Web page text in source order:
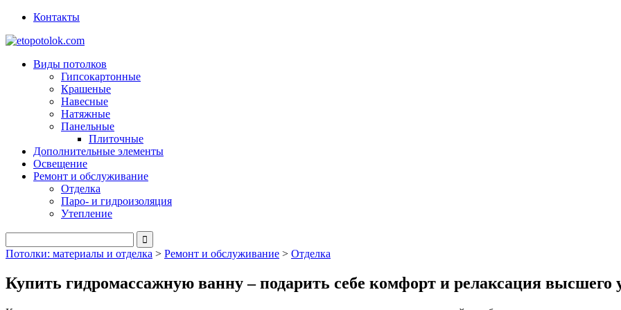
Контакты
Виды потолков
Гипсокартонные
Крашеные
Навесные
Натяжные
Панельные
Плиточные
Дополнительные элементы
Освещение
Ремонт и обслуживание
Отделка
Паро- и гидроизоляция
Утепление
Потолки: материалы и отделка > Ремонт и обслуживание > Отделка
Купить гидромассажную ванну – подарить себе комфорт и релаксация высшего